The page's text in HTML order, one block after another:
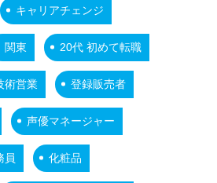
キャリアチェンジ
関東 20代 初めて転職
術営業 登録販売者
声優マネージャー
員 化粧品